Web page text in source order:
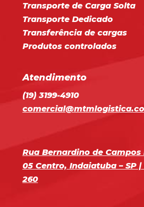
Transporte de Carga Solta
Transporte Dedicado
Transferência de cargas
Produtos controlados
Atendimento
(19) 3199-4910
Rua Bernardino de Campos
05 Centro, Indaiatuba – SP |
260